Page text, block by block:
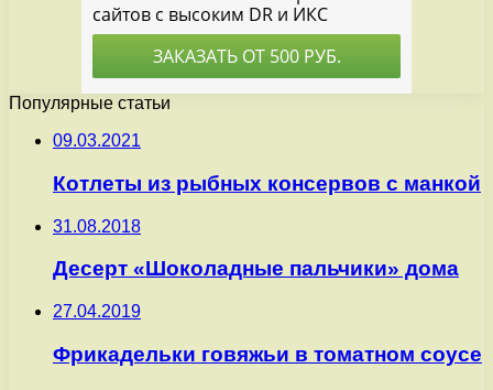
Популярные статьи
09.03.2021
Котлеты из рыбных консервов с манкой
31.08.2018
Десерт «Шоколадные пальчики» дома
27.04.2019
Фрикадельки говяжьи в томатном соусе